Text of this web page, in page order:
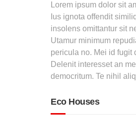
Lorem ipsum dolor sit
Ius ignota offendit
insolens omittantur sit
Utamur minimum
pericula no. Mei id fugit
Delenit interesset an
democritum. Te nihil
Eco Houses